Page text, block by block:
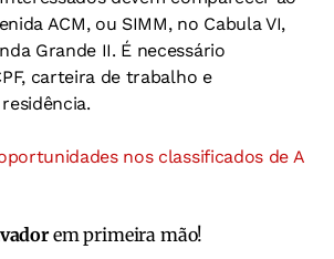
ACM, ou SIMM, no Cabula VI,
Grande II. É necessário
carteira de trabalho e
nos classificados de A
em primeira mão!